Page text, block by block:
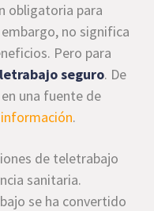
obligatoria para
no significa
Pero para
seguro. De
una fuente de
.
de teletrabajo
sanitaria.
se ha convertido